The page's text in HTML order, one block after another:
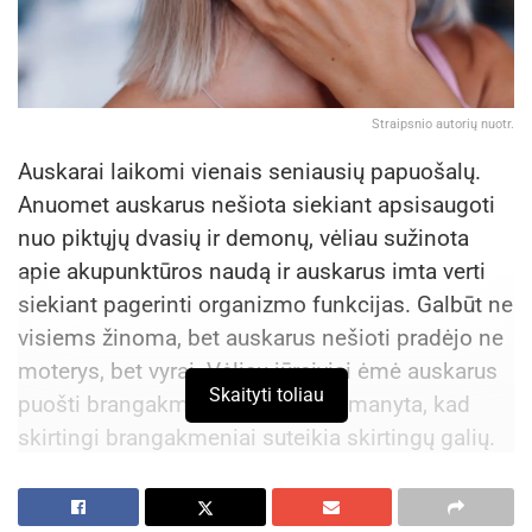
Natūralių produktų e. parduotuvės logotipas
Patrauklus pateikimas
Estetiški dalykai traukia žvilgsnį, malonų tarp jų
būti. Patraukliai pateiktoje svetainėje žmonės
paskyras, paimti iš lentynos prekę. Todėl
Straipsnio autorių nuotr.
Auskarai laikomi vienais seniausių papuošalų.
Anuomet auskarus nešiota siekiant apsisaugoti
nuo piktųjų dvasių ir demonų, vėliau sužinota
apie akupunktūros naudą ir auskarus imta verti
siekiant pagerinti organizmo funkcijas. Galbūt ne
visiems žinoma, bet auskarus nešioti pradėjo ne
moterys, bet vyrai. Vėliau jūreiviai ėmė auskarus
puošti brangakmeniais. Kadaise manyta, kad
skirtingi brangakmeniai suteikia skirtingų galių.
statusas, finansinės galimybės, dabar tai mados
Skaityti toliau